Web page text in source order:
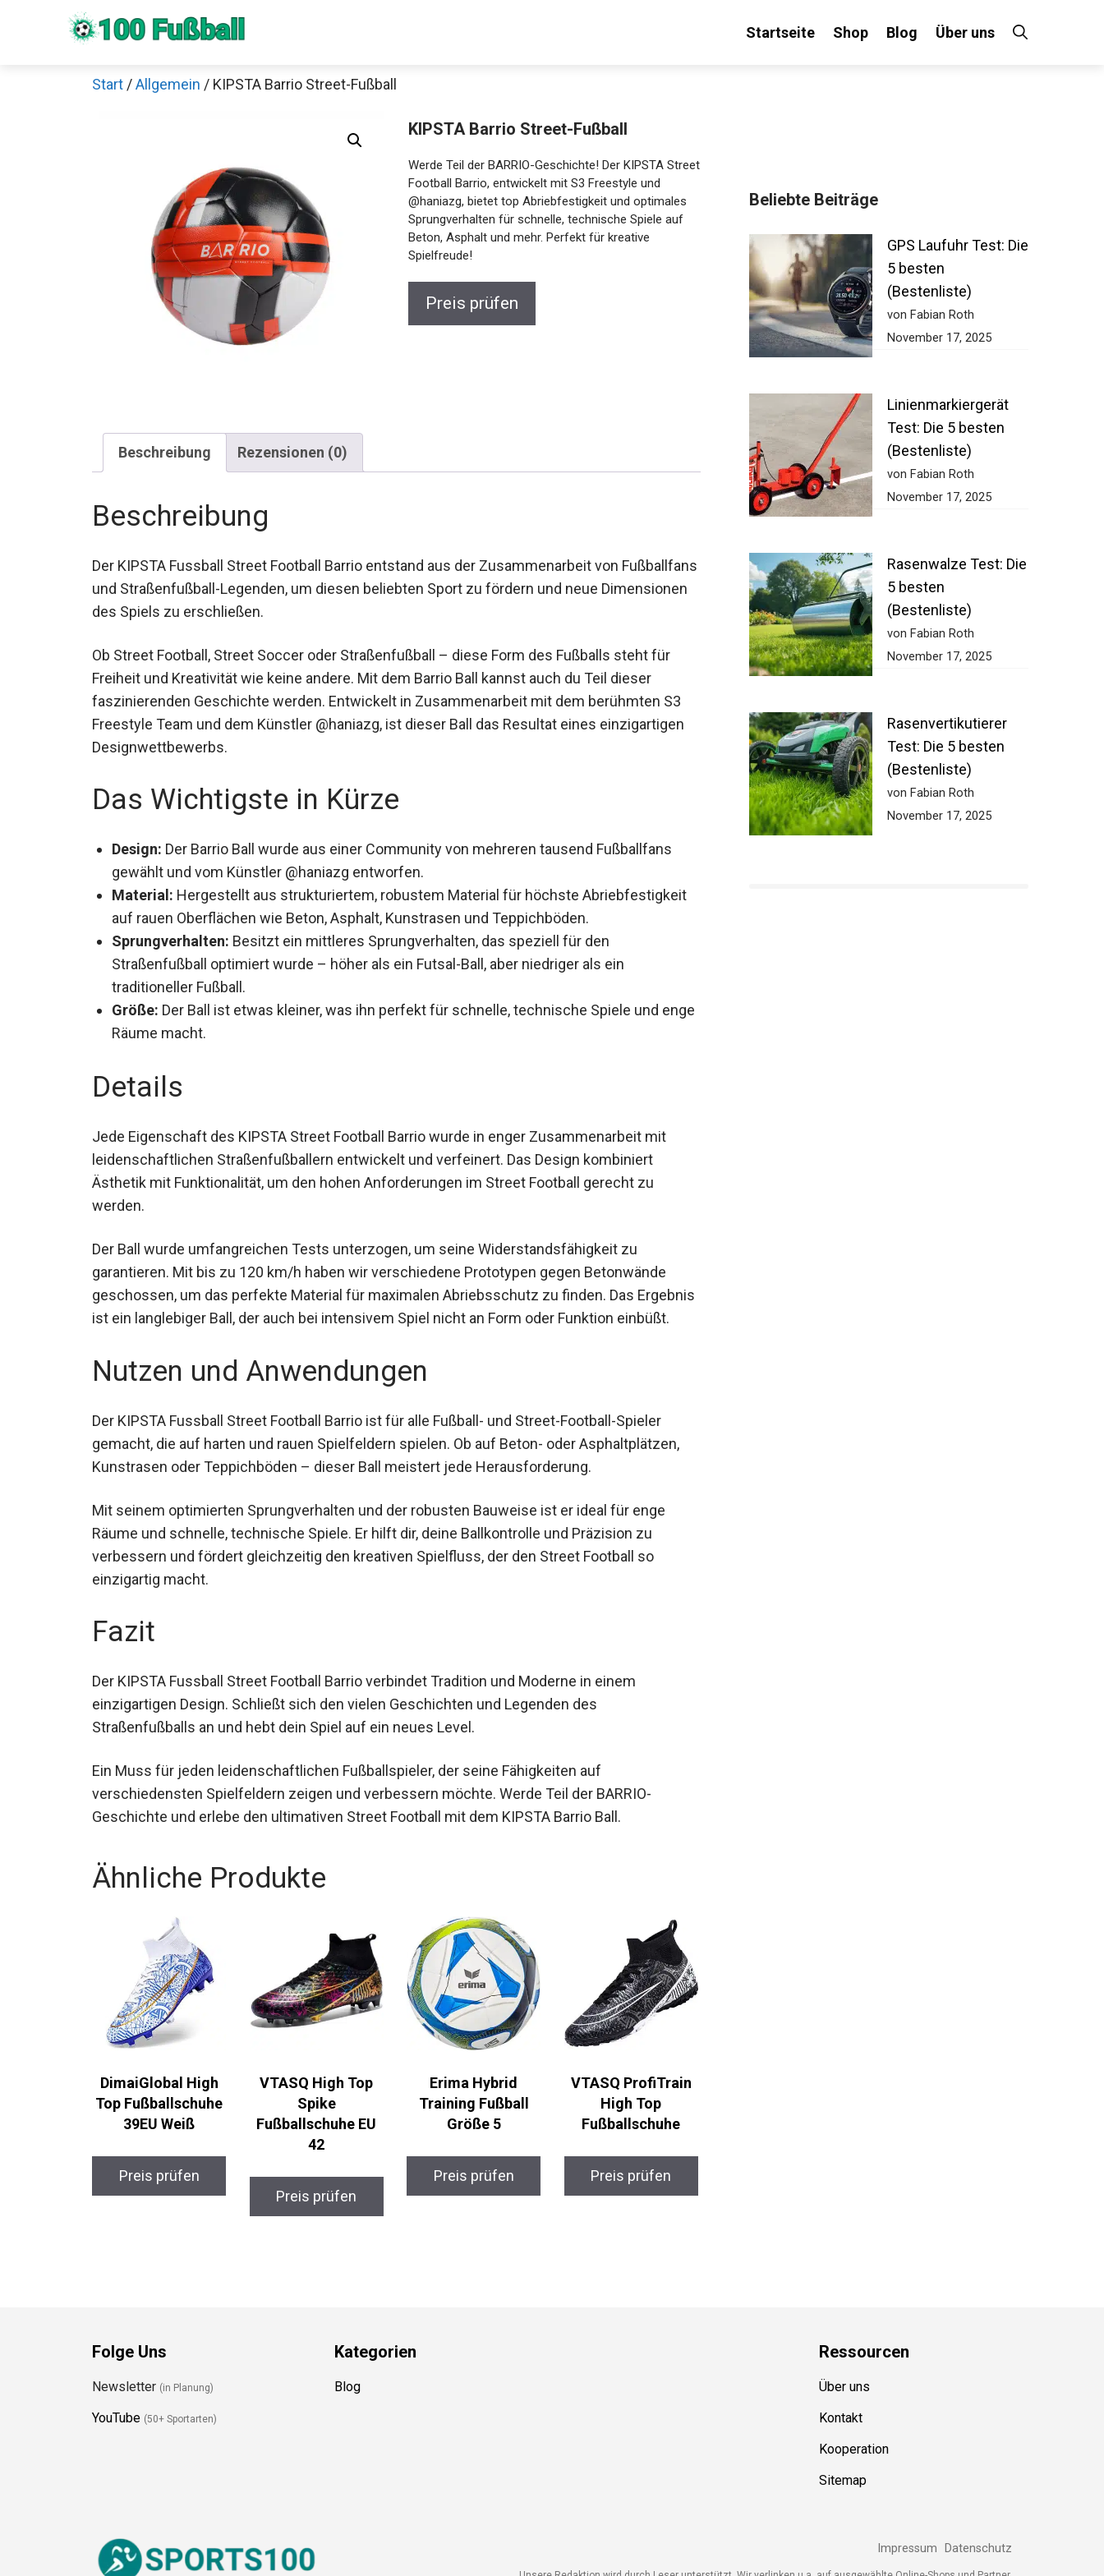
Startseite Shop Blog Über uns
Start /Allgemein / KIPSTA Barrio Street-Fußball
KIPSTA Barrio Street-Fußball
Werde Teil der BARRIO-Geschichte! Der KIPSTA
Street Football Barrio, entwickelt mit S3 Freestyle
und @haniazg, bietet top Abriebfestigkeit und
optimales Sprungverhalten für schnelle, technische
Spiele auf Beton, Asphalt und mehr. Perfekt für
kreative Spielfreude!
Preis prüfen
Beschreibung Rezensionen (0)
Beschreibung
Der KIPSTA Fussball Street Football Barrio entstand aus der Zusammenarbeit von
Fußballfans und Straßenfußball-Legenden, um diesen beliebten Sport zu fördern und neue
Dimensionen des Spiels zu erschließen.
Ob Street Football, Street Soccer oder Straßenfußball – diese Form des Fußballs steht für
Freiheit und Kreativität wie keine andere. Mit dem Barrio Ball kannst auch du Teil dieser
faszinierenden Geschichte werden. Entwickelt in Zusammenarbeit mit dem berühmten S3
Freestyle Team und dem Künstler @haniazg, ist dieser Ball das Resultat eines einzigartigen
Designwettbewerbs.
Das Wichtigste in Kürze
Design: Der Barrio Ball wurde aus einer Community von mehreren tausend Fußballfans
gewählt und vom Künstler @haniazg entworfen.
Material: Hergestellt aus strukturiertem, robustem Material für höchste Abriebfestigkeit
auf rauen Oberflächen wie Beton, Asphalt, Kunstrasen und Teppichböden.
Sprungverhalten: Besitzt ein mittleres Sprungverhalten, das speziell für den
Straßenfußball optimiert wurde – höher als ein Futsal-Ball, aber niedriger als ein
traditioneller Fußball.
Größe: Der Ball ist etwas kleiner, was ihn perfekt für schnelle, technische Spiele und
enge Räume macht.
Details
Jede Eigenschaft des KIPSTA Street Football Barrio wurde in enger Zusammenarbeit mit
leidenschaftlichen Straßenfußballern entwickelt und verfeinert. Das Design kombiniert
Ästhetik mit Funktionalität, um den hohen Anforderungen im Street Football gerecht zu
werden.
Der Ball wurde umfangreichen Tests unterzogen, um seine Widerstandsfähigkeit zu
garantieren. Mit bis zu 120 km/h haben wir verschiedene Prototypen gegen Betonwände
geschossen, um das perfekte Material für maximalen Abriebsschutz zu finden. Das
Ergebnis ist ein langlebiger Ball, der auch bei intensivem Spiel nicht an Form oder Funktion
Nutzen und Anwendungen
Der KIPSTA Fussball Street Football Barrio ist für alle Fußball- und Street-Football-Spieler
gemacht, die auf harten und rauen Spielfeldern spielen. Ob auf Beton- oder Asphaltplätzen,
Mit seinem optimierten Sprungverhalten und der robusten Bauweise ist er ideal für enge
Räume und schnelle, technische Spiele. Er hilft dir, deine Ballkontrolle und Präzision zu
verbessern und fördert gleichzeitig den kreativen Spielfluss, der den Street Football so
Fazit
Der KIPSTA Fussball Street Football Barrio verbindet Tradition und Moderne in einem
einzigartigen Design. Schließt sich den vielen Geschichten und Legenden des
Ein Muss für jeden leidenschaftlichen Fußballspieler, der seine Fähigkeiten auf
verschiedensten Spielfeldern zeigen und verbessern möchte. Werde Teil der BARRIO-
Ähnliche Produkte
DimaiGlobal High
Top Fußballschuhe
Preis prüfen
VTASQ High Top
Spike
Fußballschuhe EU
Preis prüfen
Erima Hybrid
Training Fußball
Preis prüfen
VTASQ ProfiTrain
High Top
Preis prüfen
Beliebte Beiträge
GPS Laufuhr Test:
Die 5 besten
(Bestenliste)
von Fabian Roth
November 17, 2025
Linienmarkiergerät
Test: Die 5 besten
(Bestenliste)
von Fabian Roth
November 17, 2025
Rasenwalze Test:
Die 5 besten
(Bestenliste)
von Fabian Roth
November 17, 2025
Rasenvertikutierer
Test: Die 5 besten
(Bestenliste)
von Fabian Roth
November 17, 2025